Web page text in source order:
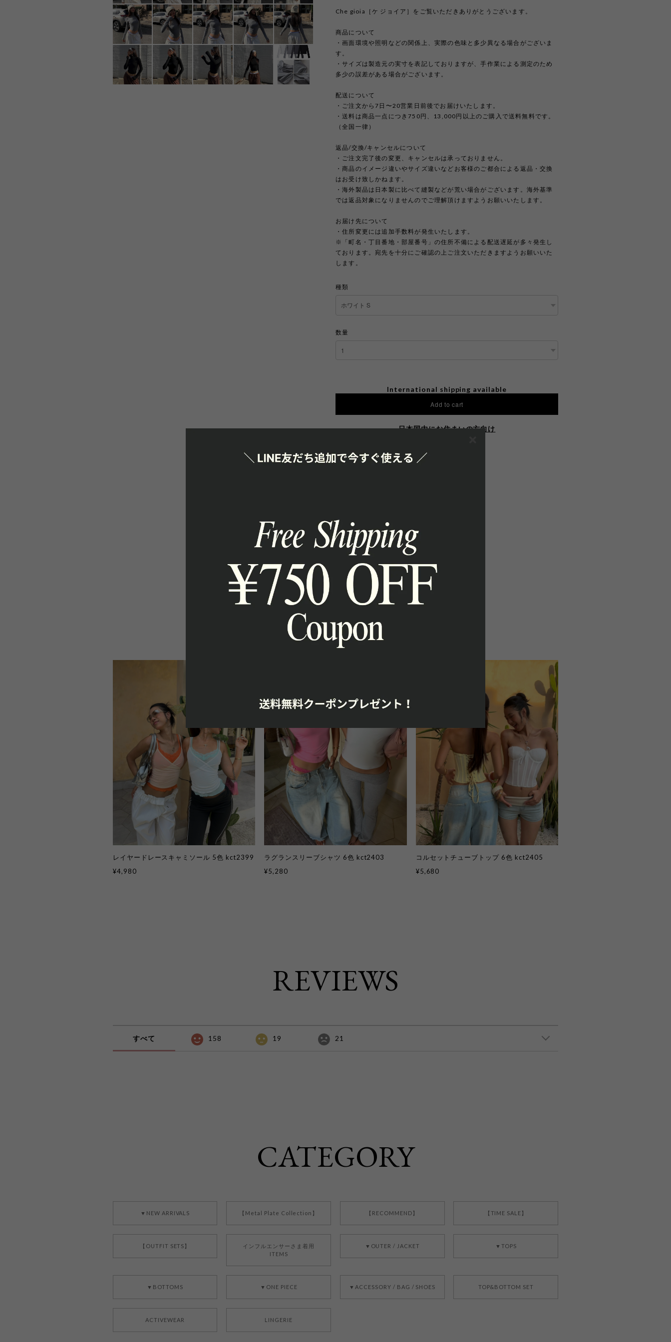
Che gioia［ケ ジョイア］をご覧いただきありがとうございます。
商品について
・画面環境や照明などの関係上、実際の色味と多少異なる場合がございま
す。
・サイズは製造元の実寸を表記しておりますが、手作業による測定のため
多少の誤差がある場合がございます。
配送について
・ご注文から7日〜20営業日前後でお届けいたします。
・送料は商品一点につき750円、13,000円以上のご購入で送料無料です。
（全国一律）
返品/交換/キャンセルについて
・ご注文完了後の変更、キャンセルは承っておりません。
・商品のイメージ違いやサイズ違いなどお客様のご都合による返品・交換
はお受け致しかねます。
・海外製品は日本製に比べて縫製などが荒い場合がございます。海外基準
では返品対象になりませんのでご理解頂けますようお願いいたします。
お届け先について
・住所変更には追加手数料が発生いたします。
※「町名・丁目番地・部屋番号」の住所不備による配送遅延が多々発生し
ております。宛先を十分にご確認の上ご注文いただきますようお願いいた
します。
種類
数量
International shipping available
Add to cart
日本国内にお住まいの方向け
RELATED ITEMS
レイヤードレースキャミソール 5色 kct2399
¥4,980
ラグランスリーブシャツ 6色 kct2403
¥5,280
コルセットチューブトップ 6色 kct2405
¥5,680
REVIEWS
すべて 158 19 21
CATEGORY
▼NEW ARRIVALS 【Metal Plate Collection】 【RECOMMEND】 【TIME SALE】
【OUTFIT SETS】
インフルエンサーさま着用
ITEMS
▼OUTER / JACKET ▼TOPS
▼BOTTOMS ▼ONE PIECE ▼ACCESSORY / BAG / SHOES TOP&BOTTOM SET
ACTIVEWEAR LINGERIE